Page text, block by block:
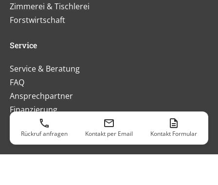
Zimmerei & Tischlerei
Forstwirtschaft
Service
Service & Beratung
FAQ
Ansprechpartner
Finanzierung
Aktuelles
News
Rückruf anfragen Kontakt per Email Kontakt Formular